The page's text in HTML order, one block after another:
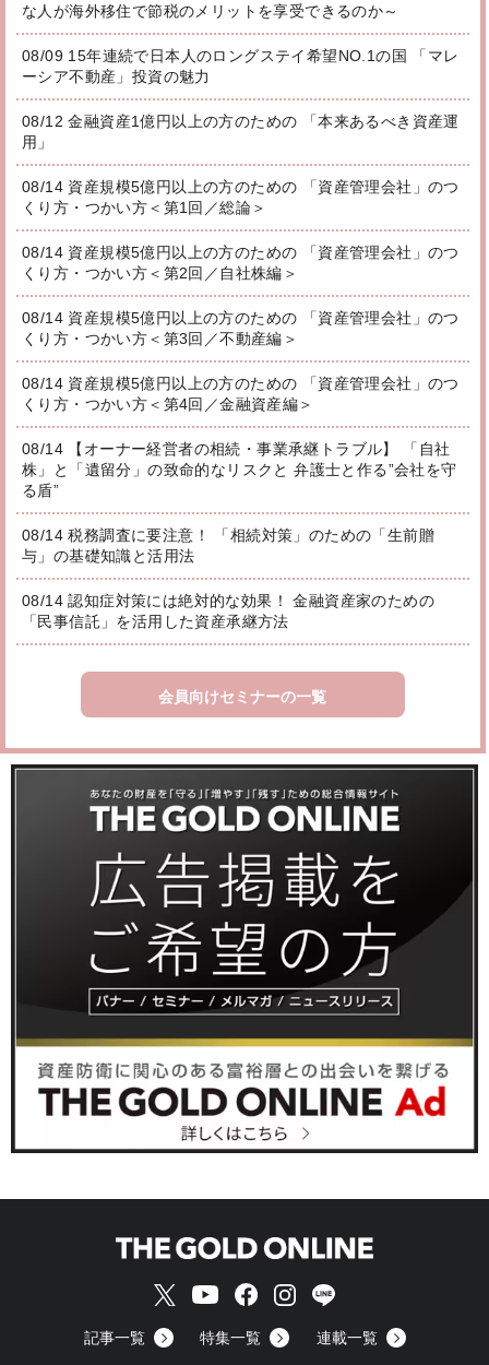
な人が海外移住で節税のメリットを享受できるのか～
08/09 15年連続で日本人のロングステイ希望NO.1の国 「マレ
ーシア不動産」投資の魅力
08/12 金融資産1億円以上の方のための 「本来あるべき資産運
用」
08/14 資産規模5億円以上の方のための 「資産管理会社」のつ
くり方・つかい方＜第1回／総論＞
08/14 資産規模5億円以上の方のための 「資産管理会社」のつ
くり方・つかい方＜第2回／自社株編＞
08/14 資産規模5億円以上の方のための 「資産管理会社」のつ
くり方・つかい方＜第3回／不動産編＞
08/14 資産規模5億円以上の方のための 「資産管理会社」のつ
くり方・つかい方＜第4回／金融資産編＞
08/14 【オーナー経営者の相続・事業承継トラブル】 「自社
株」と「遺留分」の致命的なリスクと 弁護士と作る”会社を守
る盾”
08/14 税務調査に要注意！ 「相続対策」のための「生前贈
与」の基礎知識と活用法
08/14 認知症対策には絶対的な効果！ 金融資産家のための
「民事信託」を活用した資産承継方法
会員向けセミナーの一覧
記事一覧 特集一覧 連載一覧